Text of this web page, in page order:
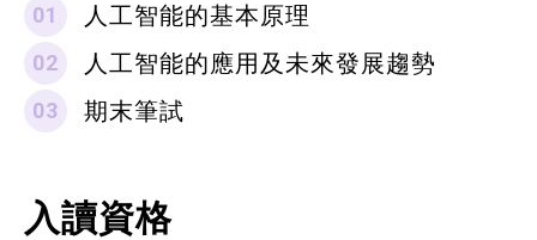
人工智能的基本原理
人工智能的應用及未來發展趨勢
期末筆試
入讀資格